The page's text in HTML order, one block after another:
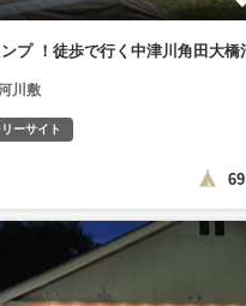
プ ！徒歩で行く中津川角田大橋
川敷
リーサイト
69